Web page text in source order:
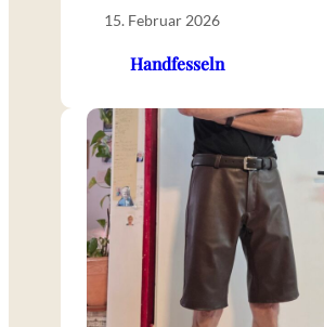
15. Februar 2026
Handfesseln